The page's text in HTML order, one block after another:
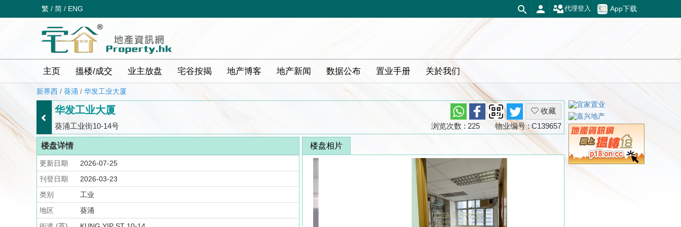
繁 / 简 / ENG App下载
代理登入
主页 搵楼/成交 业主放盘 宅谷按揭 地产博客 地产新闻 数据公布 置业手册 关於我们
新界西 / 葵涌 / 华发工业大厦
华发工业大厦
收藏
葵涌工业街10-14号
物业编号 : C139657
浏览次数 : 225
楼盘详情
更新日期
2026-07-25
刊登日期
2026-03-23
类别
工业
地区
葵涌
楼盘相片